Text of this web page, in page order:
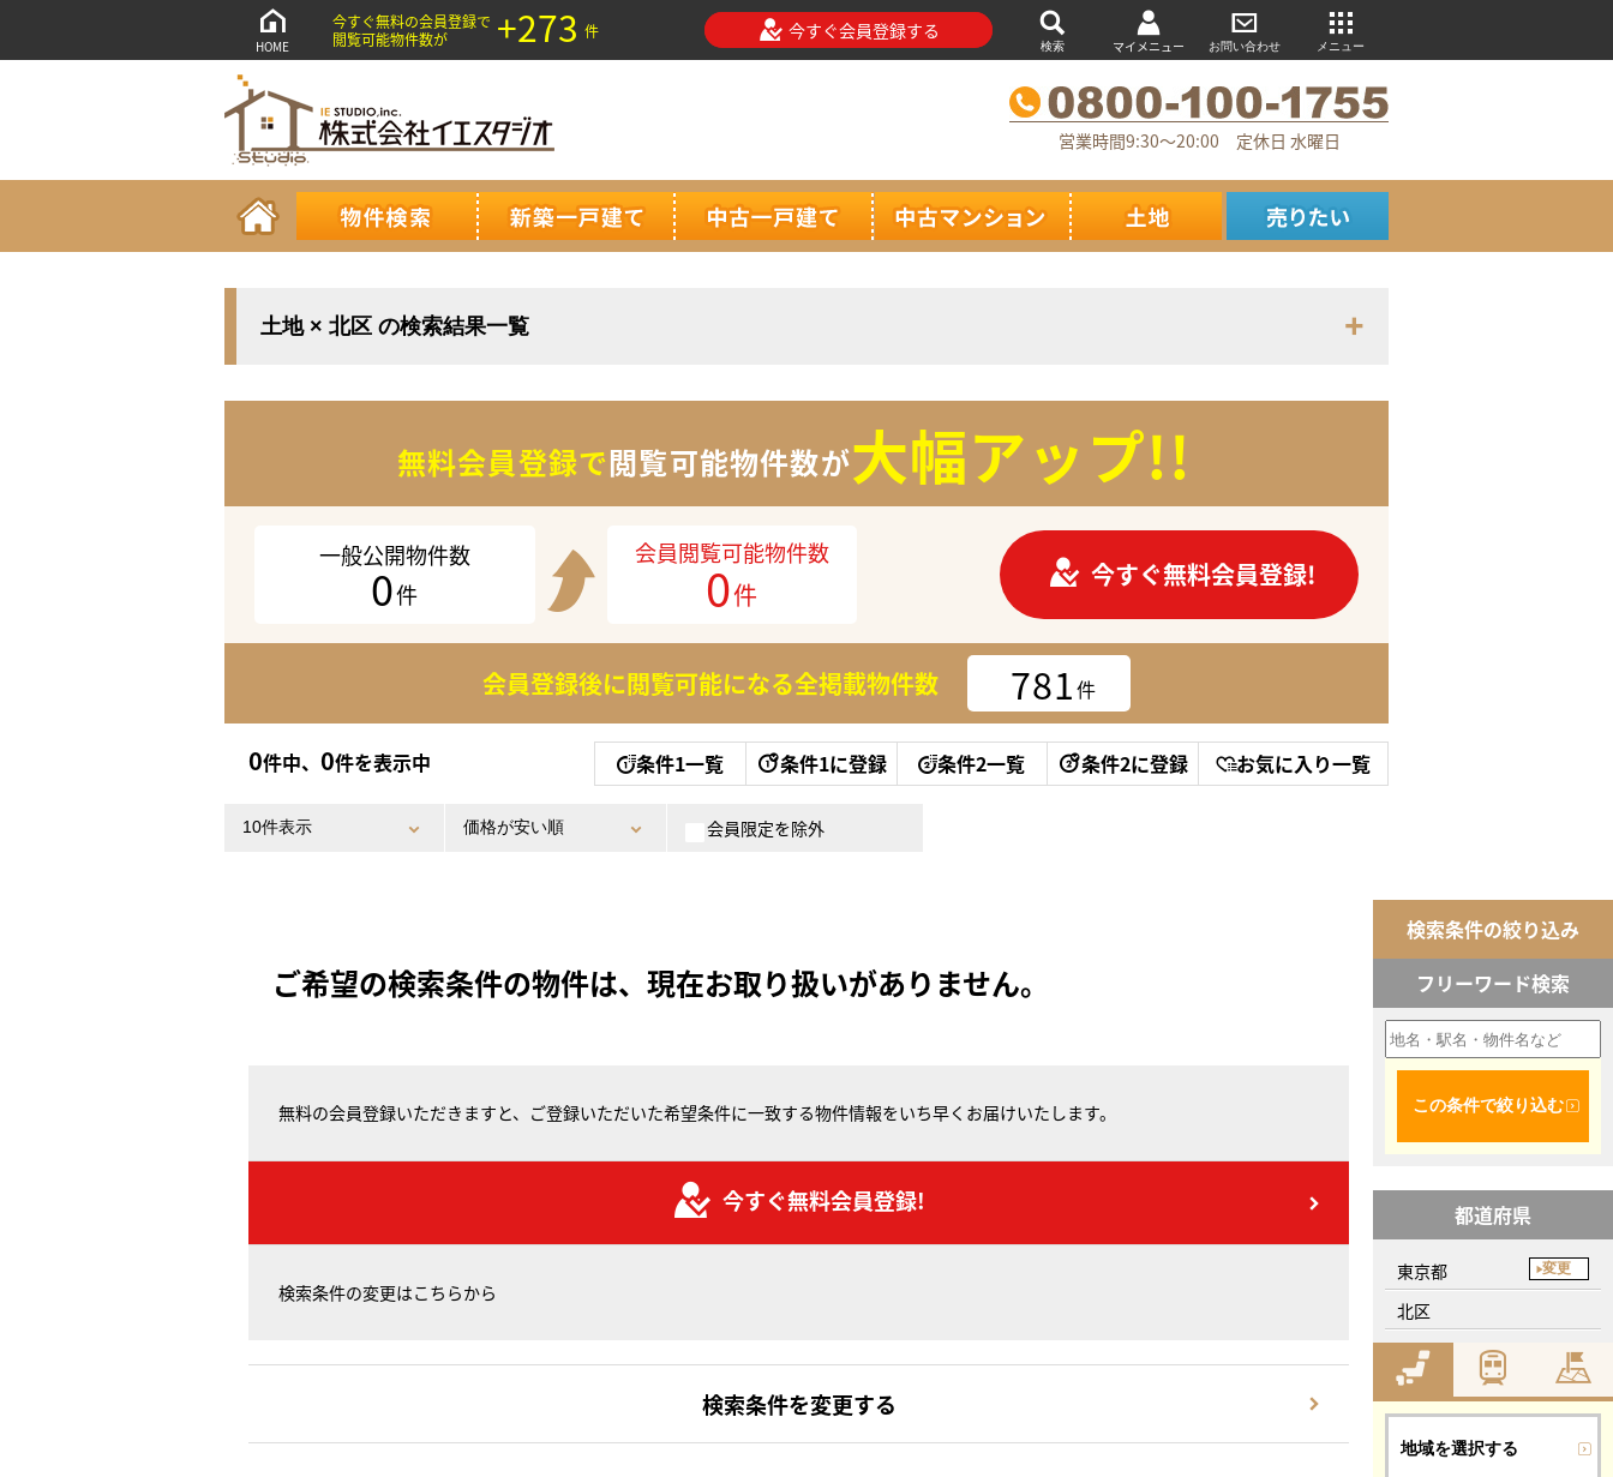
HOME
今すぐ無料の会員登録で
閲覧可能物件数が
+273 件 今すぐ会員登録する
検索 マイメニュー お問い合わせ メニュー
営業時間9:30～20:00 定休日 水曜日
土地 × 北区 の検索結果一覧
無料会員登録で閲覧可能物件数が大幅アップ!!
一般公開物件数
0件
会員閲覧可能物件数
0件
今すぐ無料会員登録!
会員登録後に閲覧可能になる全掲載物件数 781件
0件中、 0件を表示中 条件1一覧 条件1に登録 条件2一覧 条件2に登録 お気に入り一覧
会員限定を除外
ご希望の検索条件の物件は、現在お取り扱いがありません。
無料の会員登録いただきますと、ご登録いただいた希望条件に一致する物件情報をいち早くお届けいたします。
今すぐ無料会員登録!
検索条件の変更はこちらから
検索条件を変更する
検索条件の絞り込み
フリーワード検索
この条件で絞り込む
都道府県
東京都 変更
北区
地域を選択する